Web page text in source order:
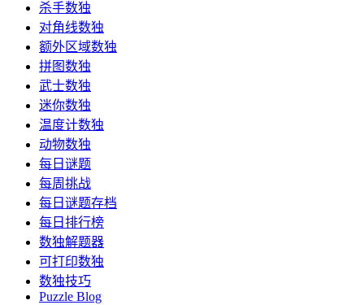
杀手数独
对角线数独
额外区域数独
拼图数独
武士数独
迷你数独
温度计数独
动物数独
每日谜题
每周挑战
每日谜题存档
每日排行榜
数独解题器
可打印数独
数独技巧
Puzzle Blog